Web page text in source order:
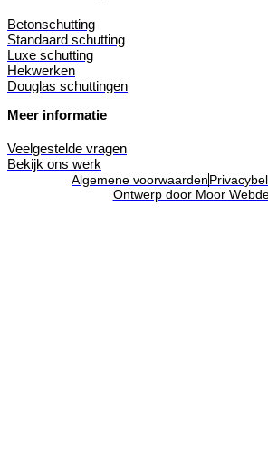
Betonschutting
Standaard schutting
Luxe schutting
Hekwerken
Douglas schuttingen
Meer informatie
Veelgestelde vragen
Bekijk ons werk
Algemene voorwaarden
Ontwerp door Moor